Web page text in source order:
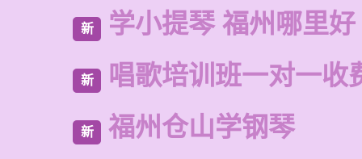
新 学小提琴 福州哪里好
新 唱歌培训班一对一收
新 福州仓山学钢琴